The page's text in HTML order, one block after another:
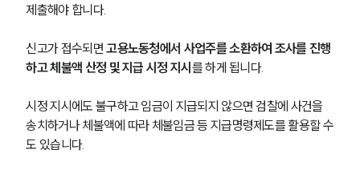
제출해야 합니다.
신고가 접수되면 고용노동청에서 사업주를 소환하여 조사를 진행
하고 체불액 산정 및 지급 시정 지시 를 하게 됩니다.
시정 지시에도 불구하고 임금이 지급되지 않으면 검찰에 사건을
송치하거나 체불액에 따라 체불임금 등 지급명령제도를 활용할 수
도 있습니다.